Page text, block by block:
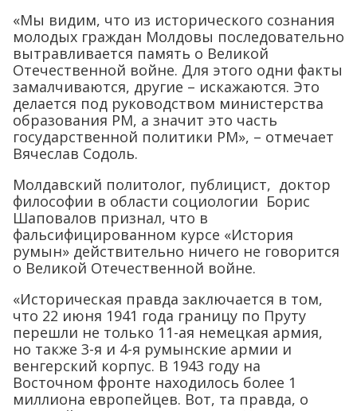
«Мы видим, что из исторического сознания
молодых граждан Молдовы последовательно
вытравливается память о Великой
Отечественной войне. Для этого одни факты
замалчиваются, другие – искажаются. Это
делается под руководством министерства
образования РМ, а значит это часть
государственной политики РМ», – отмечает
Вячеслав Содоль.
Молдавский политолог, публицист, доктор
философии в области социологии Борис
Шаповалов признал, что в
фальсифицированном курсе «История
румын» действительно ничего не говорится
о Великой Отечественной войне.
«Историческая правда заключается в том,
что 22 июня 1941 года границу по Пруту
перешли не только 11-ая немецкая армия,
но также 3-я и 4-я румынские армии и
венгерский корпус. В 1943 году на
Восточном фронте находилось более 1
миллиона европейцев. Вот, та правда, о